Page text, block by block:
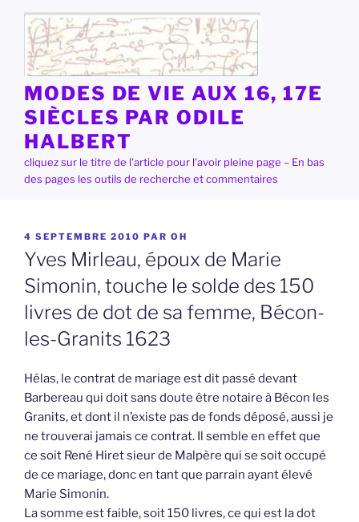
contenu
principal
MODES DE VIE AUX 16, 17E
SIÈCLES PAR ODILE
HALBERT
cliquez sur le titre de l'article pour l'avoir pleine page – En bas
des pages les outils de recherche et commentaires
PUBLIÉ
LE
4 SEPTEMBRE 2010 PAR OH
Yves Mirleau, époux de Marie
Simonin, touche le solde des 150
livres de dot de sa femme, Bécon-
les-Granits 1623
Hélas, le contrat de mariage est dit passé devant
Barbereau qui doit sans doute être notaire à Bécon les
Granits, et dont il n’existe pas de fonds déposé, aussi je
ne trouverai jamais ce contrat. Il semble en effet que
ce soit René Hiret sieur de Malpère qui se soit occupé
de ce mariage, donc en tant que parrain ayant élevé
Marie Simonin.
La somme est faible, soit 150 livres, ce qui est la dot